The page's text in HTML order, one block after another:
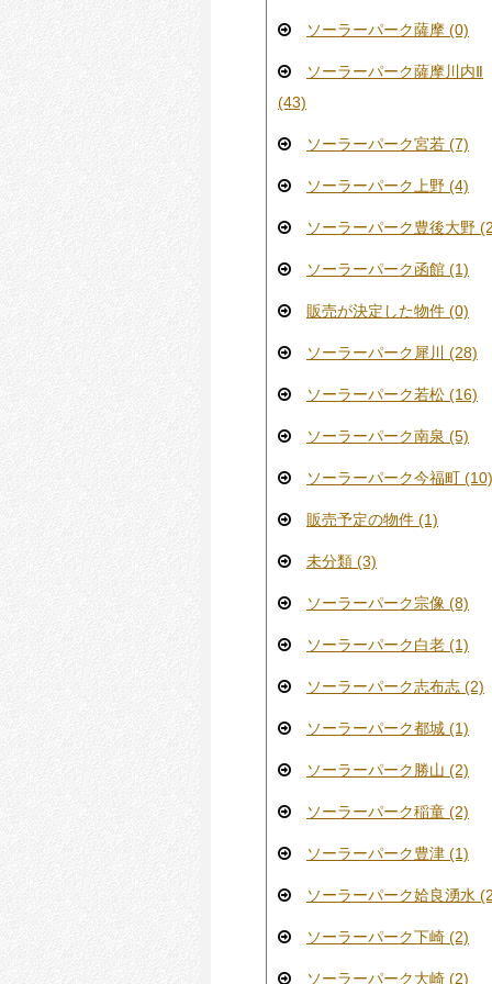
ソーラーパーク薩摩 (0)
ソーラーパーク薩摩川内Ⅱ
(43)
ソーラーパーク宮若 (7)
ソーラーパーク上野 (4)
ソーラーパーク豊後大野
ソーラーパーク函館 (1)
販売が決定した物件 (0)
ソーラーパーク犀川 (28)
ソーラーパーク若松 (16)
ソーラーパーク南泉 (5)
ソーラーパーク今福町 (10)
販売予定の物件 (1)
未分類 (3)
ソーラーパーク宗像 (8)
ソーラーパーク白老 (1)
ソーラーパーク志布志 (2)
ソーラーパーク都城 (1)
ソーラーパーク勝山 (2)
ソーラーパーク稲童 (2)
ソーラーパーク豊津 (1)
ソーラーパーク姶良湧水
ソーラーパーク下崎 (2)
ソーラーパーク大崎 (2)